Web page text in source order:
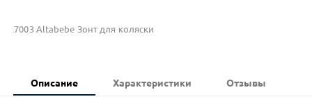
AL7003 Altabebe Зонт для коляски
Описание Характеристики Отзывы